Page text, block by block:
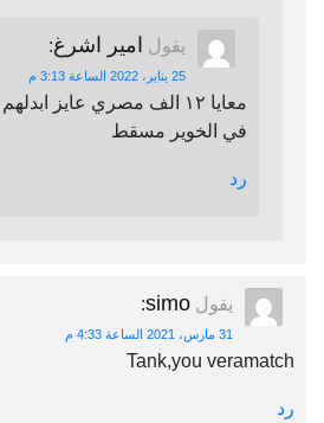
يقول امير اشرغ:
25 يناير، 2022 الساعة 3:13 م
معايا ١٢ الف مصري عايز
في الخوير مسقط
رد
يقول simo
:
31 مارس، 2021 الساعة 4:33 م
Tank,you veramatch
رد